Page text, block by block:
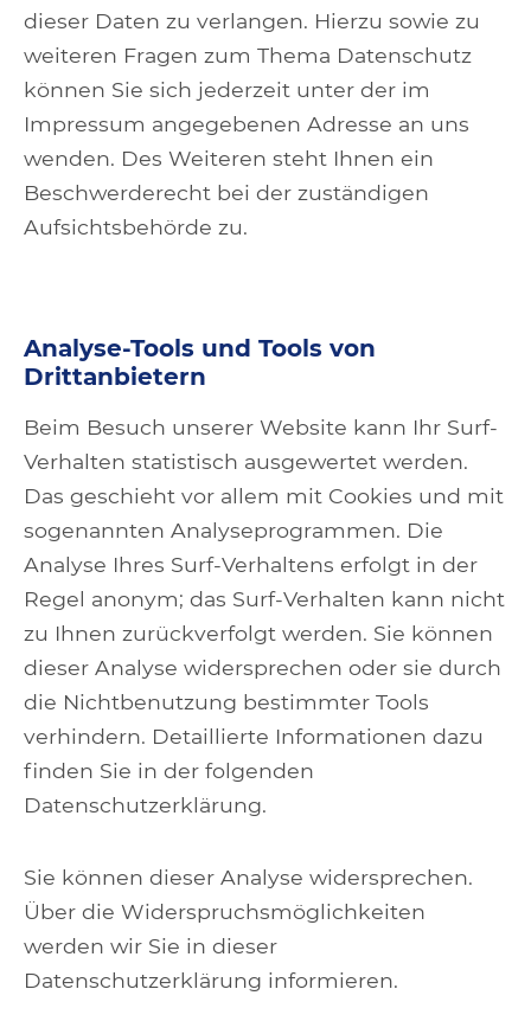
dieser Daten zu verlangen. Hierzu sowie zu
weiteren Fragen zum Thema Datenschutz
können Sie sich jederzeit unter der im
Impressum angegebenen Adresse an uns
wenden. Des Weiteren steht Ihnen ein
Beschwerderecht bei der zuständigen
Aufsichtsbehörde zu.
Analyse-Tools und Tools von
Drittanbietern
Beim Besuch unserer Website kann Ihr Surf-
Verhalten statistisch ausgewertet werden.
Das geschieht vor allem mit Cookies und mit
sogenannten Analyseprogrammen. Die
Analyse Ihres Surf-Verhaltens erfolgt in der
Regel anonym; das Surf-Verhalten kann nicht
zu Ihnen zurückverfolgt werden. Sie können
dieser Analyse widersprechen oder sie durch
die Nichtbenutzung bestimmter Tools
verhindern. Detaillierte Informationen dazu
finden Sie in der folgenden
Datenschutzerklärung.
Sie können dieser Analyse widersprechen.
Über die Widerspruchsmöglichkeiten
werden wir Sie in dieser
Datenschutzerklärung informieren.